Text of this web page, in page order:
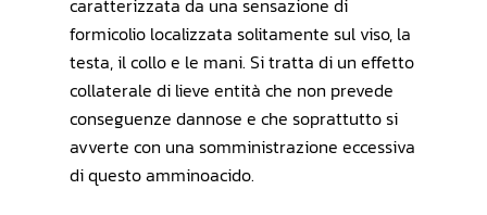
caratterizzata da una sensazione di
formicolio localizzata solitamente sul viso, la
testa, il collo e le mani. Si tratta di un effetto
collaterale di lieve entità che non prevede
conseguenze dannose e che soprattutto si
avverte con una somministrazione eccessiva
di questo amminoacido.